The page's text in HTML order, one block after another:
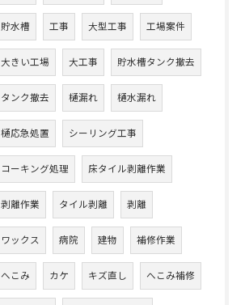
貯水槽 工事 大型工事 工場案件
大きい工場 大工事 貯水槽タンク撤去
タンク撤去 樋漏れ 樋水漏れ
樋応急処置 シーリング工事
コーキング処理 床タイル剥離作業
剥離作業 タイル剥離 剥離
ワックス 病院 建物 補修作業
へこみ カケ キズ直し へこみ補修